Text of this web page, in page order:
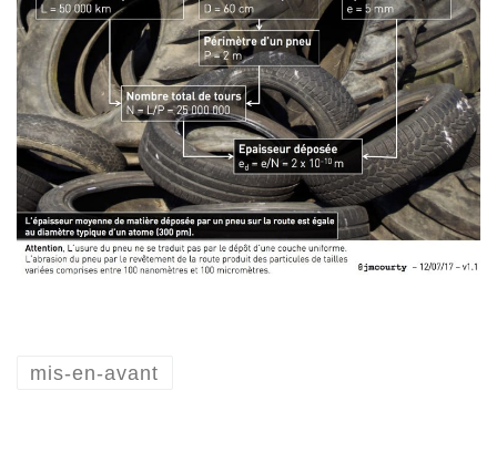
mis-en-avant